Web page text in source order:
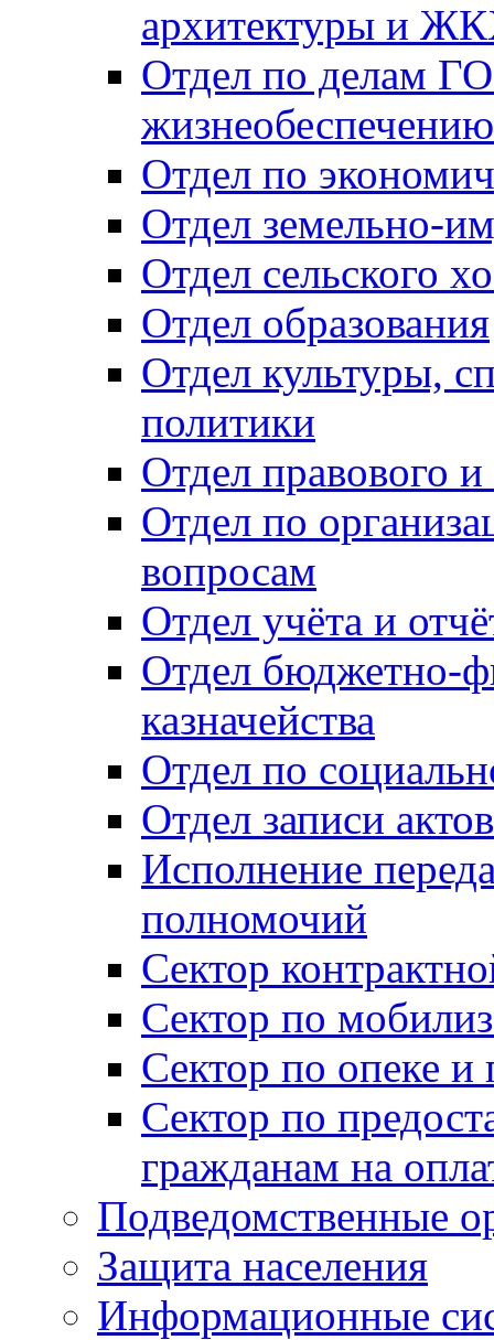
архитектуры и
Отдел по делам
Отдел по
Отдел земельно-
Отдел сельского
Отдел образования
Отдел культуры,
политики
Отдел правового
Отдел по
вопросам
Отдел учёта и
Отдел бюджетно-
казначейства
Отдел по
Отдел записи
Исполнение
полномочий
Сектор
Сектор по
Сектор по опеке и
Сектор по
гражданам на
Подведомственные
Защита населения
Информационные